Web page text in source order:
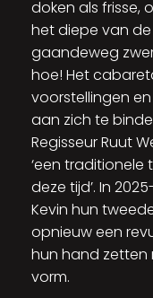
doken als
het diepe van
gaandeweg
hoe! Het
voorstellingen
aan zich te
Regisseur Ruut
‘een traditionele
deze tijd’. In
Kevin hun
opnieuw een
hun hand zetten
vorm.